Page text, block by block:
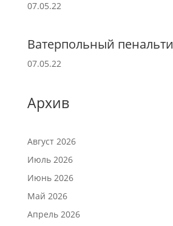
07.05.22
Ватерпольный пенальти
07.05.22
Архив
Август 2026
Июль 2026
Июнь 2026
Май 2026
Апрель 2026